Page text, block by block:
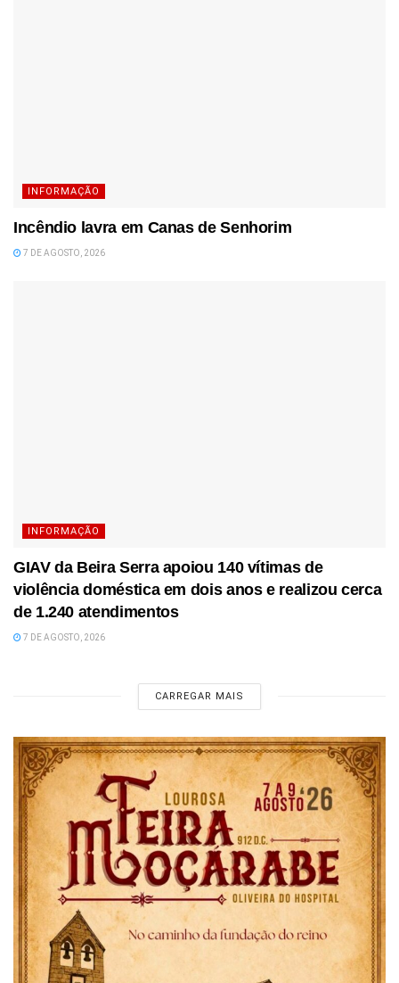
INFORMAÇÃO
Incêndio lavra em Canas de Senhorim
7 DE AGOSTO, 2026
INFORMAÇÃO
GIAV da Beira Serra apoiou 140 vítimas de
violência doméstica em dois anos e realizou cerca
de 1.240 atendimentos
7 DE AGOSTO, 2026
CARREGAR MAIS